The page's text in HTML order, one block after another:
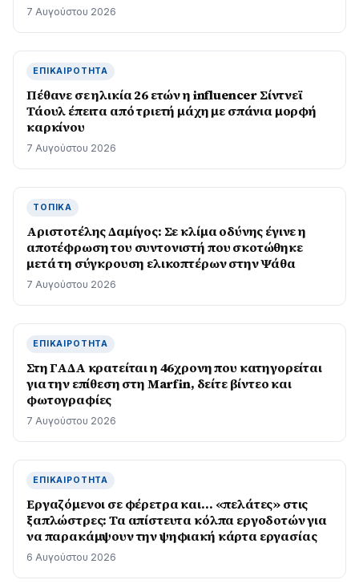
7 Αυγούστου 2026
ΕΠΙΚΑΙΡΌΤΗΤΑ
Πέθανε σε ηλικία 26 ετών η influencer Σίντνεϊ
Τάουλ έπειτα από τριετή μάχη με σπάνια μορφή
καρκίνου
7 Αυγούστου 2026
ΤΟΠΙΚΆ
Αριστοτέλης Δαμίγος: Σε κλίμα οδύνης έγινε η
αποτέφρωση του συντονιστή που σκοτώθηκε
μετά τη σύγκρουση ελικοπτέρων στην Ψάθα
7 Αυγούστου 2026
ΕΠΙΚΑΙΡΌΤΗΤΑ
Στη ΓΑΔΑ κρατείται η 46χρονη που κατηγορείται
για την επίθεση στη Marfin, δείτε βίντεο και
φωτογραφίες
7 Αυγούστου 2026
ΕΠΙΚΑΙΡΌΤΗΤΑ
Εργαζόμενοι σε φέρετρα και… «πελάτες» στις
ξαπλώστρες: Τα απίστευτα κόλπα εργοδοτών για
να παρακάμψουν την ψηφιακή κάρτα εργασίας
6 Αυγούστου 2026